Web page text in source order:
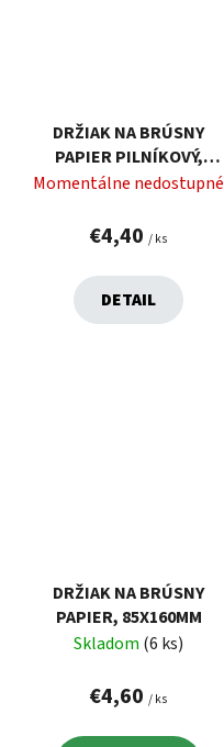
DRŽIAK NA BRÚSNY
PAPIER PILNÍKOVÝ,
270X24MM, 4KS BRÚSNY
8803500
Momentálne nedostupné
€4,40 / ks
DETAIL
DRŽIAK NA BRÚSNY
PAPIER, 85X160MM
Skladom (6 ks)
€4,60 / ks